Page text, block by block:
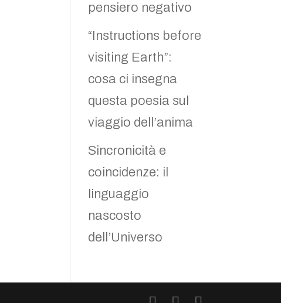
pensiero negativo
“Instructions before
visiting Earth”:
cosa ci insegna
questa poesia sul
viaggio dell’anima
Sincronicità e
coincidenze: il
linguaggio
nascosto
dell’Universo